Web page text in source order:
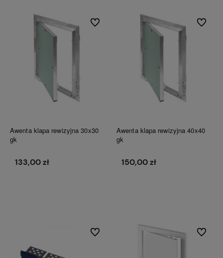
Awenta klapa rewizyjna 30x30
gk
133,00 zł
Do ulubionych
Awenta klapa rewizyjna 40x40
gk
150,00 zł
Do
Do ulubionych Do